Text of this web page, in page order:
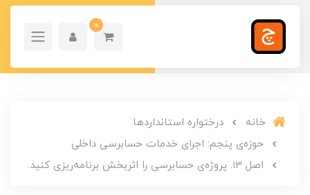
0
خانه
درختواره استانداردها
حوزه‌ی پنجم: اجرای خدمات حسابرسی داخلی
اصل 13. پروژه‌ی حسابرسی را اثربخش برنامه‌ریزی کنید.